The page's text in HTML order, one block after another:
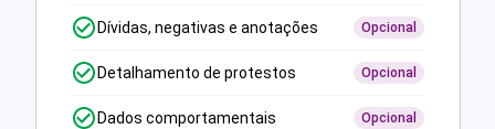
Dívidas, negativas e anotações Opcional
Detalhamento de protestos Opcional
Dados comportamentais Opcional